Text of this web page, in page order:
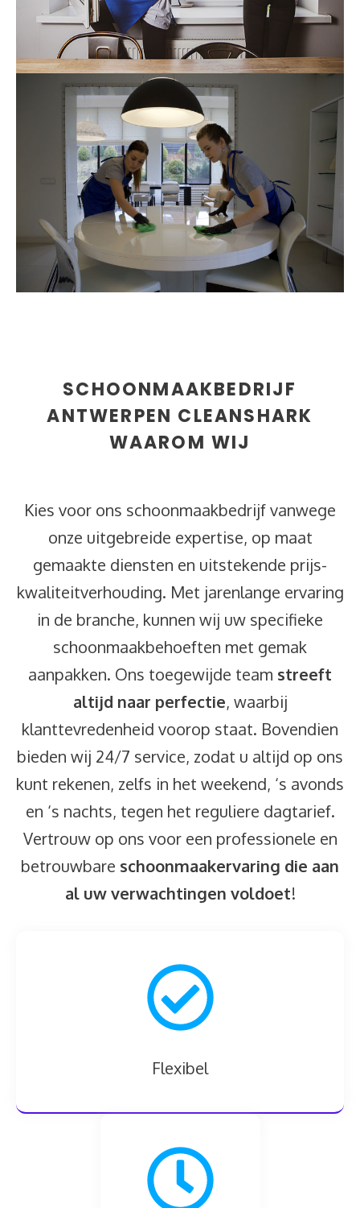
SCHOONMAAKBEDRIJF
ANTWERPEN CLEANSHARK
WAAROM WIJ
Kies voor ons schoonmaakbedrijf vanwege
onze uitgebreide expertise, op maat
gemaakte diensten en uitstekende prijs-
kwaliteitverhouding. Met jarenlange ervaring
in de branche, kunnen wij uw specifieke
schoonmaakbehoeften met gemak
aanpakken. Ons toegewijde team streeft
altijd naar perfectie, waarbij
klanttevredenheid voorop staat. Bovendien
bieden wij 24/7 service, zodat u altijd op ons
kunt rekenen, zelfs in het weekend, ‘s avonds
en ‘s nachts, tegen het reguliere dagtarief.
Vertrouw op ons voor een professionele en
betrouwbare schoonmaakervaring die aan
al uw verwachtingen voldoet!
Flexibel